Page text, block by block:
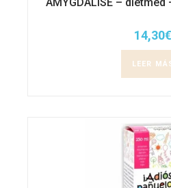
14,30€
LEER